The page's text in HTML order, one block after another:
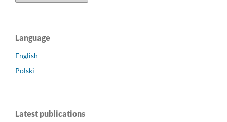
Language
English
Polski
Latest publications